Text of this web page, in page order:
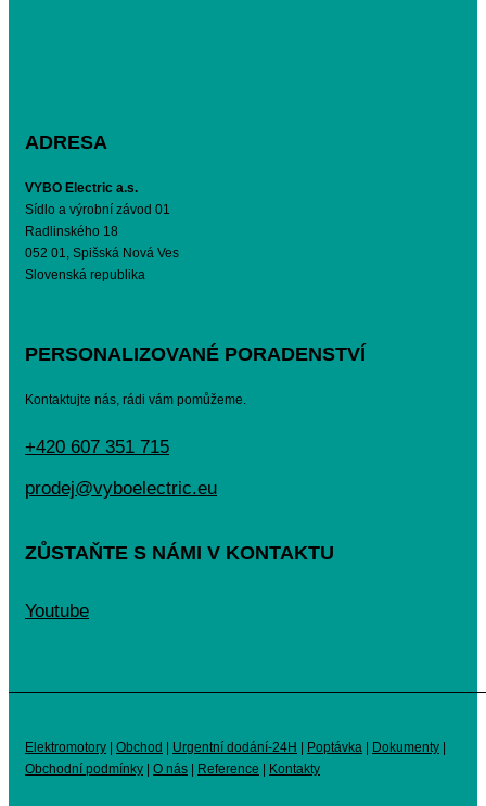
ADRESA
VYBO Electric a.s.
Sídlo a výrobní závod 01
Radlinského 18
052 01, Spišská Nová Ves
Slovenská republika
PERSONALIZOVANÉ PORADENSTVÍ
Kontaktujte nás, rádi vám pomůžeme.
+420 607 351 715
prodej@vyboelectric.eu
ZŮSTAŇTE S NÁMI V KONTAKTU
Youtube
Elektromotory Obchod Urgentní dodání-24H Poptávka Dokumenty
Obchodní podmínky
O nás Reference Kontakty